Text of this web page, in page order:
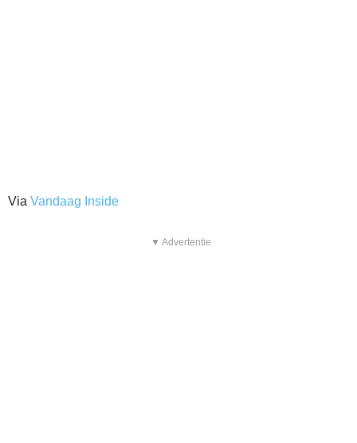
Via Vandaag Inside
▼ Advertentie